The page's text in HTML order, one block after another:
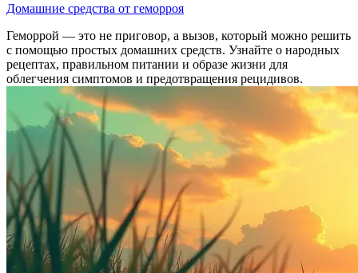
Домашние средства от геморроя
Геморрой — это не приговор, а вызов, который можно решить
с помощью простых домашних средств. Узнайте о народных
рецептах, правильном питании и образе жизни для
облегчения симптомов и предотвращения рецидивов.